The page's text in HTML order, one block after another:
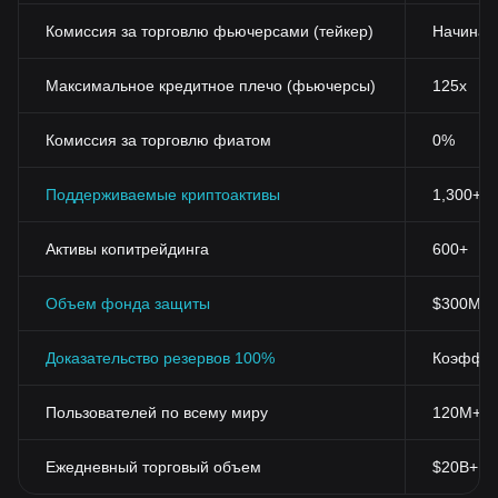
криптовалют. Он символизирует уникальное использование
стремящейся улучшить свои бизнес-процессы.
возможность для инвесторов, желающих диверсифицировать
монета является не только ярким примером растущей роли
Комиссия за торговлю фьючерсами (тейкер)
Максимальное кредитное плечо (фьючерсы) 125x
Комиссия за торговлю фиатом 0%
Поддерживаемые криптоактивы 1,300+
Активы копитрейдинга 600+
Объем фонда защиты $300M+
Доказательство резервов 100%
Пользователей по всему миру 120M+
Ежедневный торговый объем $20B+